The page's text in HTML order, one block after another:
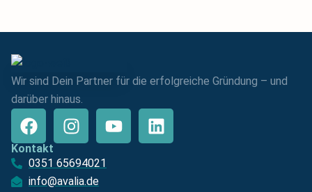
Wir sind Dein Partner für die erfolgreiche Gründung – und
darüber hinaus.
Kontakt
0351 65694021
info@avalia.de